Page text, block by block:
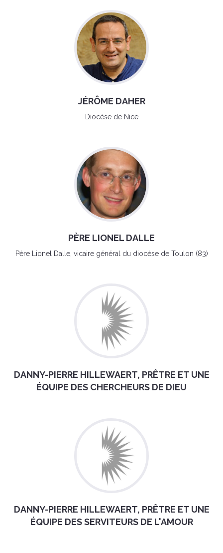
JÉRÔME DAHER
Diocèse de Nice
PÈRE LIONEL DALLE
Père Lionel Dalle, vicaire général du diocèse de Toulon (83)
DANNY-PIERRE HILLEWAERT, PRÊTRE ET UNE
ÉQUIPE DES CHERCHEURS DE DIEU
DANNY-PIERRE HILLEWAERT, PRÊTRE ET UNE
ÉQUIPE DES SERVITEURS DE L'AMOUR